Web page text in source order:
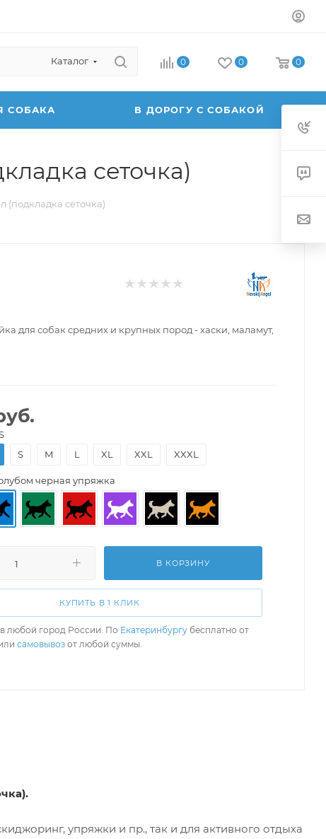
Каталог 0 0 0
СОБАКА В ДОРОГУ С СОБАКОЙ
сеточка)
(подкладка сеточка)
для собак средних и крупных пород - хаски, маламут,
S M L XL XXL XXXL
черная упряжка
В КОРЗИНУ
КУПИТЬ В 1 КЛИК
в любой город России. По Екатеринбургу бесплатно от
самовывоз от любой суммы.
упряжки и пр., так и для активного отдыха